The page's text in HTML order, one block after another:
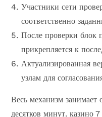
Участники сети
соответственно
После проверки блок
прикрепляется к
Актуализированная
узлам для
Весь механизм занимает
десятков минут. казино